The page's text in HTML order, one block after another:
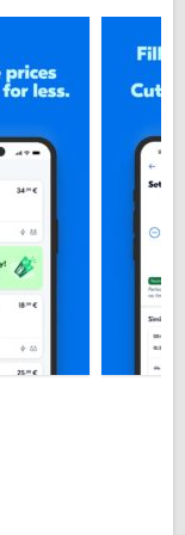
это
ищут
между
Цена
может ее
Для
поездке
о водителях,
того, чтобы Вы в
кто Ваш
от